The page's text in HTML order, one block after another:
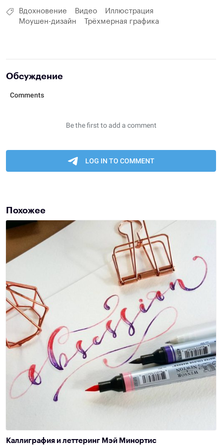
Вдохновение Видео
Иллюстрация
Моушен-дизайн
Трёхмерная графика
Обсуждение
Похожее
Каллиграфия и леттеринг Мэй Минортис